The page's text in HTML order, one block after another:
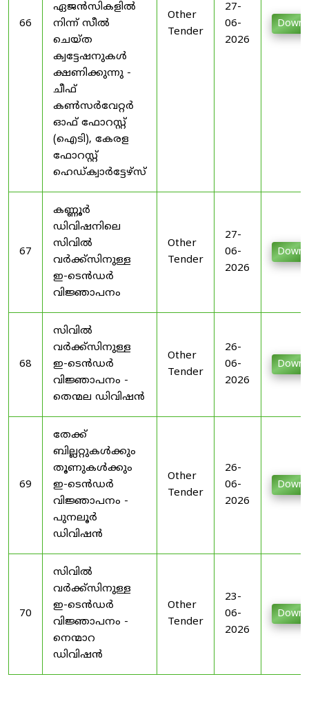
66
ഏജൻസികളിൽ
നിന്ന് സീൽ
ചെയ്ത
ക്വട്ടേഷനുകൾ
ക്ഷണിക്കുന്നു -
ചീഫ്
കൺസർവേറ്റർ
ഓഫ് ഫോറസ്റ്റ്
(ഐടി), കേരള
ഫോറസ്റ്റ്
ഹെഡ്ക്വാർട്ടേഴ്സ്
Other
Tender
27-
06-
2026
67
കണ്ണൂർ
ഡിവിഷനിലെ
സിവിൽ
വർക്ക്സിനുള്ള
ഇ-ടെൻഡർ
വിജ്ഞാപനം
Other
Tender
27-
06-
2026
68
സിവിൽ
വർക്ക്സിനുള്ള
ഇ-ടെൻഡർ
വിജ്ഞാപനം -
തെന്മല ഡിവിഷൻ
Other
Tender
26-
06-
2026
69
തേക്ക്
ബില്ലറ്റുകൾക്കും
തൂണുകൾക്കും
ഇ-ടെൻഡർ
വിജ്ഞാപനം -
പുനലൂർ
ഡിവിഷൻ
Other
Tender
26-
06-
2026
70
സിവിൽ
വർക്ക്സിനുള്ള
ഇ-ടെൻഡർ
വിജ്ഞാപനം -
നെന്മാറ
ഡിവിഷൻ
Other
Tender
23-
06-
2026